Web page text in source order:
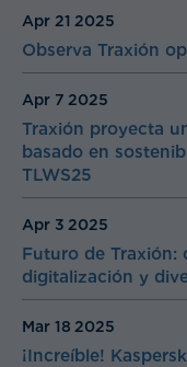
Observa Traxión
Apr 21 2025
Traxión proyecta
basado en
TLWS25
Apr 7 2025
Futuro de Traxión:
digitalización y
Apr 3 2025
¡Increíble!
Mar 18 2025